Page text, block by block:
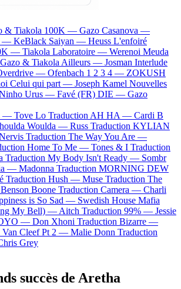
& Tiakola 100K — Gazo Casanova —
— KeBlack Saiyan — Heuss L'enfoiré
— Tiakola Laboratoire — Werenoi Meuda
Gazo & Tiakola Ailleurs — Josman Interlude
— Ofenbach 1 2 3 4 — ZOKUSH
Celui qui part — Joseph Kamel Nouvelles
Urus — Favé (FR) DIE — Gazo
— Tove Lo Traduction AH HA — Cardi B
Woulda — Russ Traduction KYLIAN
Traduction The Way You Are —
Home To Me — Tones & I Traduction
Traduction My Body Isn't Ready — Sombr
— Madonna Traduction MORNING DEW
Traduction Hush — Muse Traduction The
Benson Boone Traduction Camera — Charli
is So Sad — Swedish House Mafia
My Bell) — Aitch Traduction 99% — Jessie
— Don Xhoni Traduction Bizarre —
Van Cleef Pt 2 — Malie Donn Traduction
Grey
succès de Aretha